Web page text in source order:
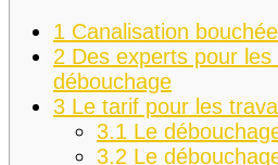
1 Canalisation
2 Des experts pour
débouchage
3 Le tarif pour les
3.1 Le
3.2 Le